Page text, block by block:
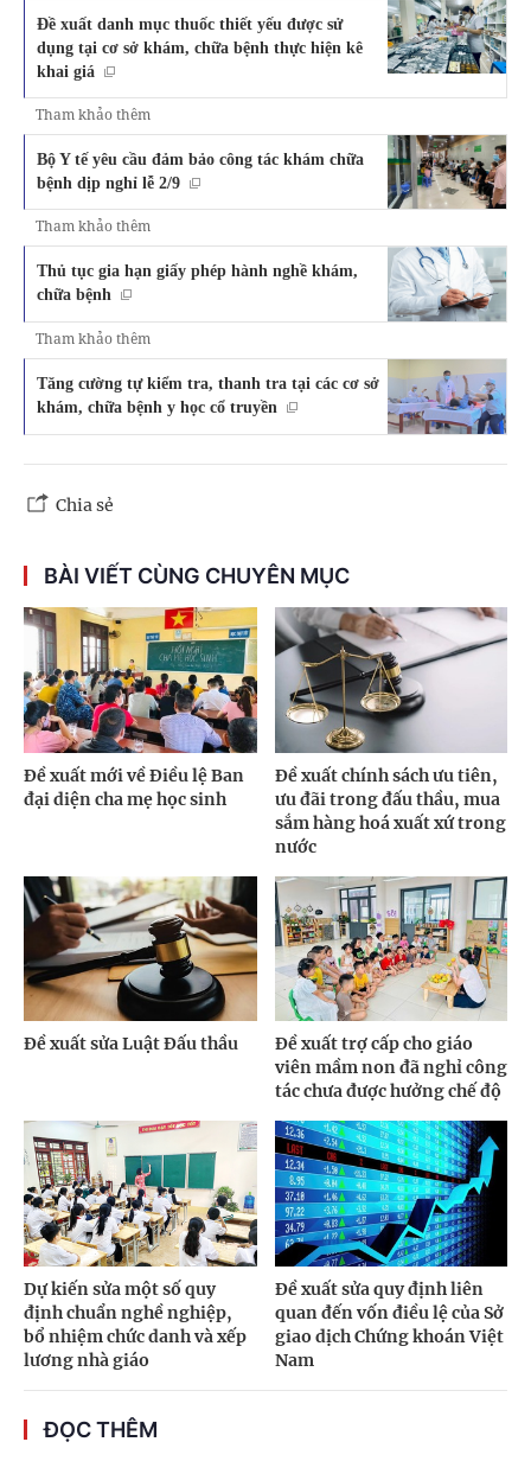
Đề xuất danh mục thuốc thiết yếu được sử
dụng tại cơ sở khám, chữa bệnh thực hiện kê
khai giá
Tham khảo thêm
Bộ Y tế yêu cầu đảm bảo công tác khám chữa
bệnh dịp nghỉ lễ 2/9
Tham khảo thêm
Thủ tục gia hạn giấy phép hành nghề khám,
chữa bệnh
Tham khảo thêm
Tăng cường tự kiểm tra, thanh tra tại các cơ sở
khám, chữa bệnh y học cổ truyền
Chia sẻ
BÀI VIẾT CÙNG CHUYÊN MỤC
Đề xuất mới về Điều lệ Ban
đại diện cha mẹ học sinh
Đề xuất chính sách ưu tiên,
ưu đãi trong đấu thầu, mua
sắm hàng hoá xuất xứ trong
nước
Đề xuất sửa Luật Đấu thầu
Đề xuất trợ cấp cho giáo
viên mầm non đã nghỉ công
tác chưa được hưởng chế độ
Dự kiến sửa một số quy
định chuẩn nghề nghiệp,
bổ nhiệm chức danh và xếp
lương nhà giáo
Đề xuất sửa quy định liên
quan đến vốn điều lệ của Sở
giao dịch Chứng khoán Việt
Nam
ĐỌC THÊM